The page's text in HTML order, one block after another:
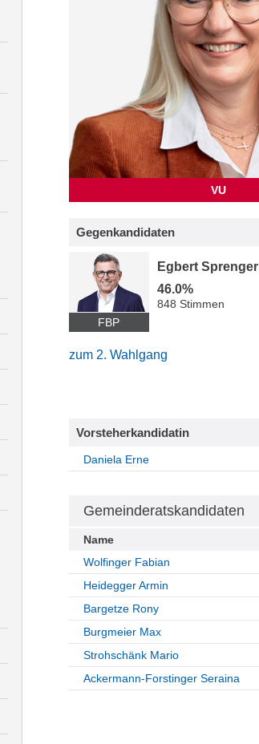
VU
Gegenkandidaten
FBP
Egbert Sprenger
46.0%
848 Stimmen
zum 2. Wahlgang
Vorsteherkandidatin
Daniela Erne
Gemeinderatskandidaten
Name
Wolfinger Fabian
Heidegger Armin
Bargetze Rony
Burgmeier Max
Strohschänk Mario
Ackermann-Forstinger Seraina